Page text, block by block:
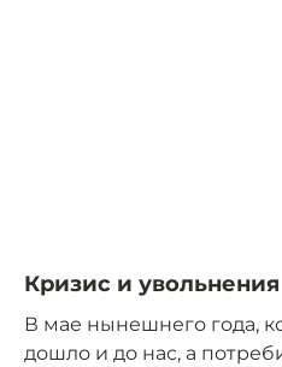
Кризис и увольнения
В мае нынешнего года,
дошло и до нас, а